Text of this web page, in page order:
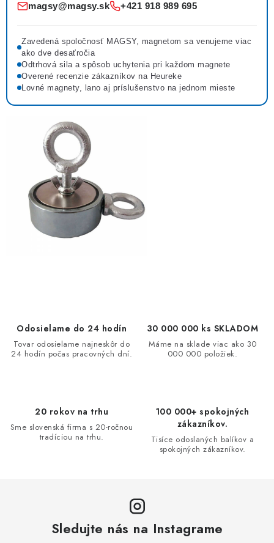
magsy@magsy.sk +421 918 989 695
Zavedená spoločnosť MAGSY, magnetom sa venujeme viac
ako dve desaťročia
Odtrhová sila a spôsob uchytenia pri každom magnete
Overené recenzie zákazníkov na Heureke
Lovné magnety, lano aj príslušenstvo na jednom mieste
Odosielame do 24 hodín
Tovar odosielame najneskôr do
24 hodín počas pracovných dní.
30 000 000 ks SKLADOM
Máme na sklade viac ako 30
000 000 položiek.
20 rokov na trhu
Sme slovenská firma s 20-ročnou
tradíciou na trhu.
100 000+ spokojných
zákazníkov.
Tisíce odoslaných balíkov a
spokojných zákazníkov.
Sledujte nás na Instagrame